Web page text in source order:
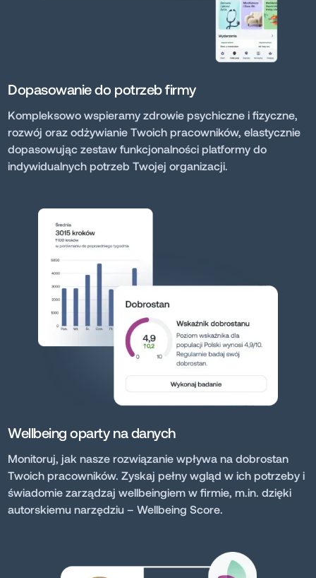
Dopasowanie do potrzeb firmy
Kompleksowo wspieramy zdrowie psychiczne i fizyczne,
rozwój oraz odżywianie Twoich pracowników, elastycznie
dopasowując zestaw funkcjonalności platformy do
indywidualnych potrzeb Twojej organizacji.
Wellbeing oparty na danych
Monitoruj, jak nasze rozwiązanie wpływa na dobrostan
Twoich pracowników. Zyskaj pełny wgląd w ich potrzeby i
świadomie zarządzaj wellbeingiem w firmie, m.in. dzięki
autorskiemu narzędziu – Wellbeing Score.